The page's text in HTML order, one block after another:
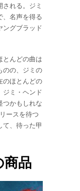
れる。ジミ
、名声を得る
ングブラッド
とんどの曲は
のの、ジミの
のほとんどの
ジミ・ヘンド
つかもしれな
ースを待つ
て、待った甲
品